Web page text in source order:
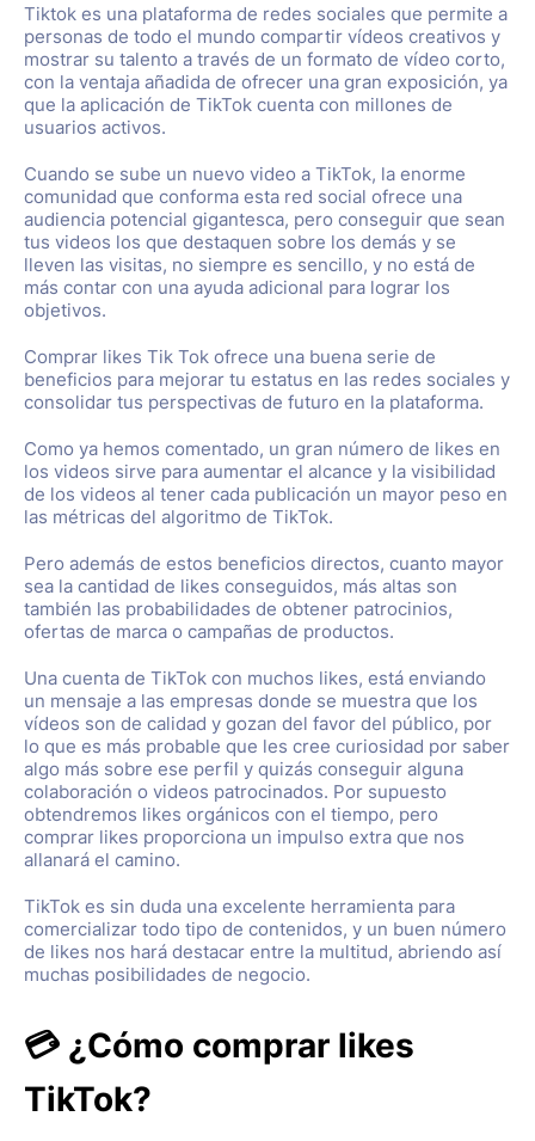
Tiktok es una plataforma de redes sociales que permite a
personas de todo el mundo compartir vídeos creativos y
mostrar su talento a través de un formato de vídeo corto,
con la ventaja añadida de ofrecer una gran exposición, ya
que la aplicación de TikTok cuenta con millones de
usuarios activos.
Cuando se sube un nuevo video a TikTok, la enorme
comunidad que conforma esta red social ofrece una
audiencia potencial gigantesca, pero conseguir que sean
tus videos los que destaquen sobre los demás y se
lleven las visitas, no siempre es sencillo, y no está de
más contar con una ayuda adicional para lograr los
objetivos.
Comprar likes Tik Tok ofrece una buena serie de
beneficios para mejorar tu estatus en las redes sociales y
consolidar tus perspectivas de futuro en la plataforma.
Como ya hemos comentado, un gran número de likes en
los videos sirve para aumentar el alcance y la visibilidad
de los videos al tener cada publicación un mayor peso en
las métricas del algoritmo de TikTok.
Pero además de estos beneficios directos, cuanto mayor
sea la cantidad de likes conseguidos, más altas son
también las probabilidades de obtener patrocinios,
ofertas de marca o campañas de productos.
Una cuenta de TikTok con muchos likes, está enviando
un mensaje a las empresas donde se muestra que los
vídeos son de calidad y gozan del favor del público, por
lo que es más probable que les cree curiosidad por saber
algo más sobre ese perfil y quizás conseguir alguna
colaboración o videos patrocinados. Por supuesto
obtendremos likes orgánicos con el tiempo, pero
comprar likes proporciona un impulso extra que nos
allanará el camino.
TikTok es sin duda una excelente herramienta para
comercializar todo tipo de contenidos, y un buen número
de likes nos hará destacar entre la multitud, abriendo así
muchas posibilidades de negocio.
💳 ¿Cómo comprar likes
TikTok?